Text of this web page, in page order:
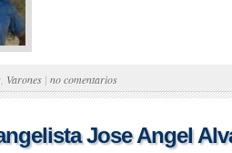
Varones | no comentarios
Jose Angel